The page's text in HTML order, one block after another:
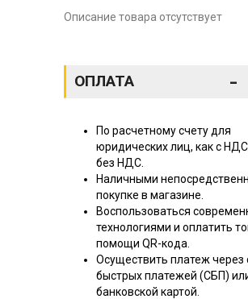
Описание товара отсутствует
ОПЛАТА -
По расчетному счету для
юридических лиц, как с
без НДС.
Наличными
покупке в магазине.
Воспользоваться
технологиями и оплатить
помощи QR-кода.
Осуществить платеж через
быстрых платежей (СБП)
банковской картой.